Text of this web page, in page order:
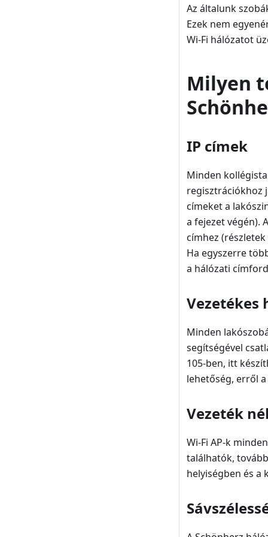
Az általunk
Ezek nem
Wi-Fi hálózatot
Milyen
IP címek
Minden
regisztrációkhoz
címeket a
a fejezet végén).
címhez
Ha egyszerre
a hálózati
Vezetékes
Minden
segítségével
105-ben, itt
lehetőség, erről
Vezeték
Wi-Fi AP-k
találhatók,
helyiségben és a